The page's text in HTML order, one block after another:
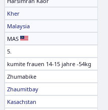
Kher
Malaysia
MAS
5.
kumite frauen 14-15 jahre -54kg
Zhumabike
Zhaumitbay
Kasachstan